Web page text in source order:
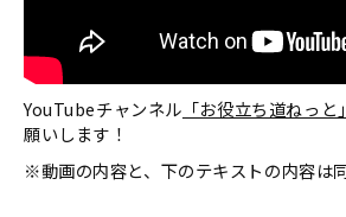
YouTubeチャンネル 「お役立ち道ねっと」
願いします！
※動画の内容と、下のテキストの内容は同